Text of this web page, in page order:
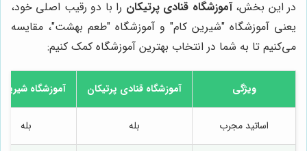
در این بخش،آموزشگاه قنادی پرتیکان را با دو رقیب اصلی خود،
یعنی آموزشگاه "شیرین کام" و آموزشگاه "طعم بهشت"، مقایسه
می‌کنیم تا به شما در انتخاب بهترین آموزشگاه کمک کنیم:
ویژگی آموزشگاه قنادی پرتیکان آموزشگاه
اساتید مجرب بله بله